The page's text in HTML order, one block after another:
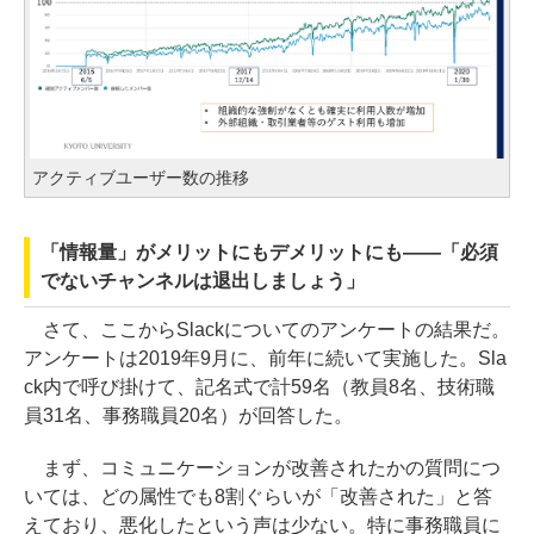
アクティブユーザー数の推移
「情報量」がメリットにもデメリットにも――「必須
でないチャンネルは退出しましょう」
さて、ここからSlackについてのアンケートの結果だ。
アンケートは2019年9月に、前年に続いて実施した。Sla
ck内で呼び掛けて、記名式で計59名（教員8名、技術職
員31名、事務職員20名）が回答した。
まず、コミュニケーションが改善されたかの質問につ
いては、どの属性でも8割ぐらいが「改善された」と答
えており、悪化したという声は少ない。特に事務職員に